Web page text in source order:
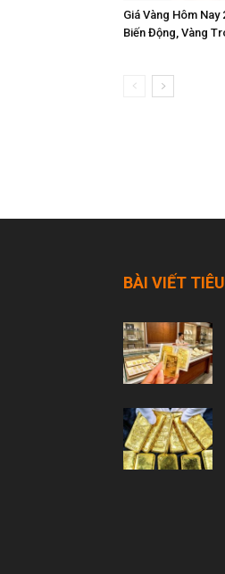
Giá Vàng Hôm Nay
Biến Động, Vàng
BÀI VIẾT